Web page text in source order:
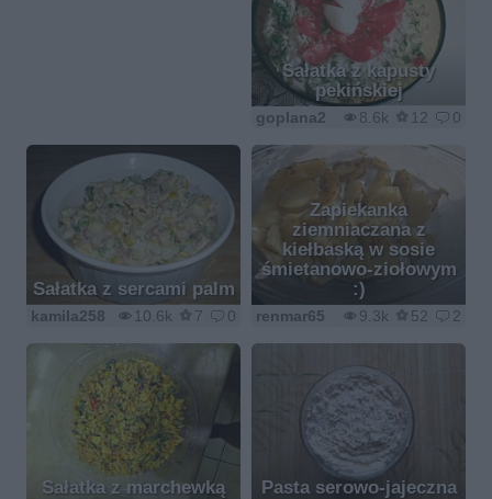
Sałatka z kapusty
pekińskiej
8.6k 12 0
goplana2
Sałatka z sercami palm
10.6k 7 0
kamila258
Zapiekanka
ziemniaczana z
kiełbaską w sosie
śmietanowo-ziołowym
:)
9.3k 52 2
renmar65
Sałatka z marchewką Pasta serowo-jajeczna